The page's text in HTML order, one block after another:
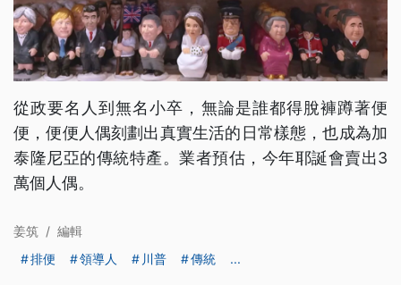
從政要名人到無名小卒，無論是誰都得脫褲蹲著便
便，便便人偶刻劃出真實生活的日常樣態，也成為加
泰隆尼亞的傳統特產。業者預估，今年耶誕會賣出3
萬個人偶。
姜筑 / 編輯
排便
領導人 川普 傳統 ...